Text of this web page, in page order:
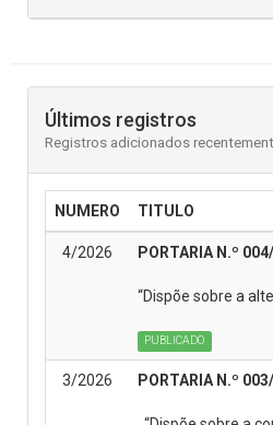
Últimos registros
Registros adicionados
NUMERO TITULO
4/2026 PORTARIA N.º
“Dispõe sobre a
PUBLICADO
3/2026 PORTARIA N.º